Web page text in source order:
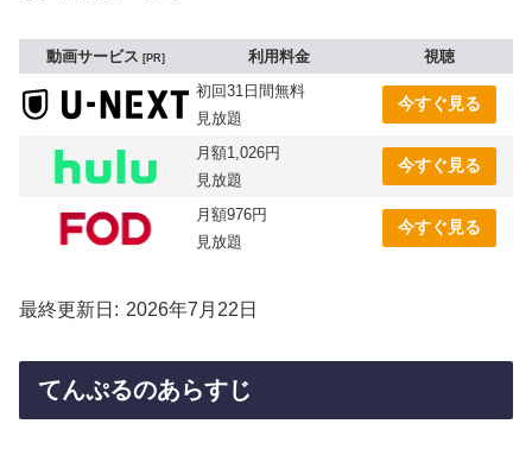
動画サービス PR 利用料金
視聴
初回31日間無料
見放題
今すぐ見る
月額1,026円
見放題
今すぐ見る
月額976円
見放題
今すぐ見る
最終更新日 2026年7月22日
てんぷるのあらすじ